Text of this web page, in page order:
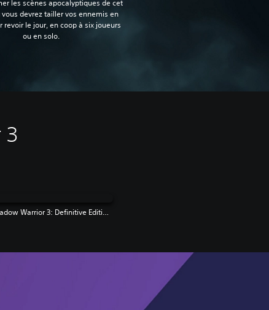
les scènes apocalyptiques de cet
vous devrez tailler vos ennemis en
revoir le jour, en coop à six joueurs
ou en solo.‎
3
Shadow Warrior 3: Definitive Edition | PS4 & PS5